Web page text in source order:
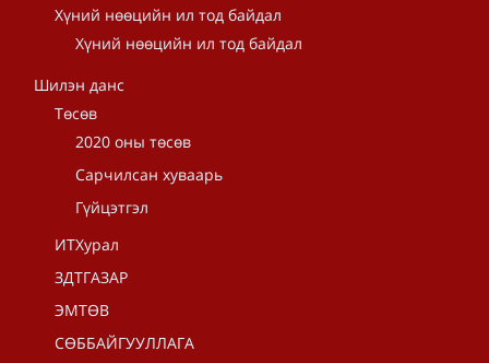
Хүний нөөцийн ил тод байдал
Хүний нөөцийн ил тод байдал
Шилэн данс
Төсөв
2020 оны төсөв
Сарчилсан хуваарь
Гүйцэтгэл
ИТХурал
ЗДТГАЗАР
ЭМТӨВ
СӨББАЙГУУЛЛАГА